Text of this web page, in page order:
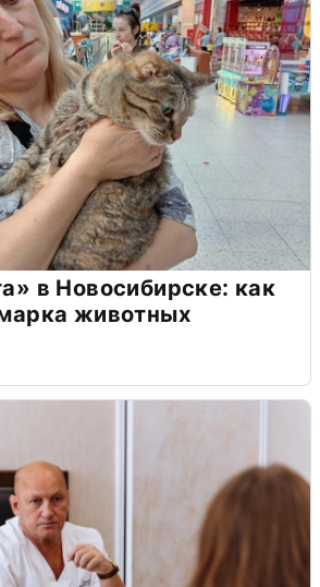
в Новосибирске: как
животных